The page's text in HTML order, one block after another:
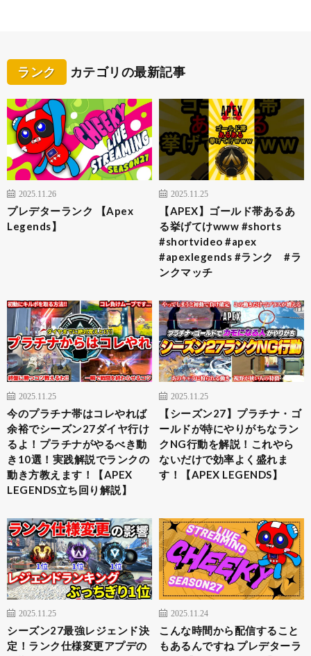
ランク カテゴリの最新記事
2025.11.26
プレデターランク 【Apex
Legends】
2025.11.25
【APEX】ゴールド帯あるあ
る挙げてけwww #shorts
#shortvideo #apex
#apexlegends #ランク #ラ
ンクマッチ
2025.11.25
今のプラチナ帯はコレやれば
余裕でシーズン27ダイヤ行け
るよ！プラチナがやるべき動
き10選！実践解説でランクの
動き方教えます！【APEX
LEGENDS立ち回り解説】
2025.11.25
【シーズン27】プラチナ・ゴ
ールドが特にやりがちなラン
クNG行動を解説！これやら
ないだけで効率よく盛れま
す！【APEX LEGENDS】
2025.11.25
シーズン27最強レジェンド決
定！ランク仕様変更アプデの
2025.11.24
こんな時間から配信すること
もあるんですね プレデターラ